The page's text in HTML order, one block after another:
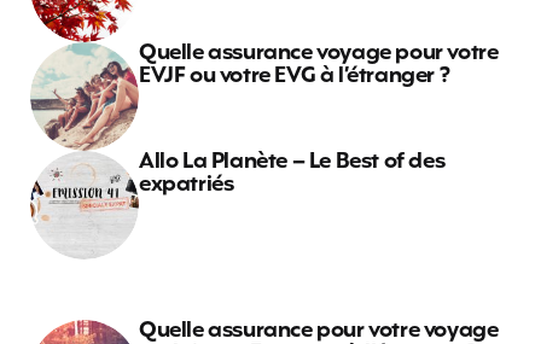
Quelle assurance voyage pour votre
EVJF ou votre EVG à l’étranger ?
Allo La Planète – Le Best of des
expatriés
Quelle assurance pour votre voyage